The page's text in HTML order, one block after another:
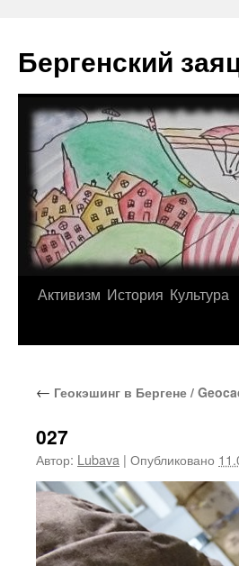
содержимому
Бергенский
Активизм История Культура
← Геокэшинг в Бергене /
027
Автор: Lubava | Опубликовано